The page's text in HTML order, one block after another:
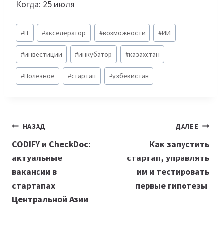
Когда: 25 июля
Метки
записи:
#IT #акселератор #возможности #ИИ
#инвестиции #инкубатор #казахстан
#Полезное #стартап #узбекистан
Навигация
по
записям
НАЗАД
CODIFY и CheckDoc:
актуальные
вакансии в
стартапах
Центральной Азии
ДАЛЕЕ
Как запустить
стартап, управлять
им и тестировать
первые гипотезы